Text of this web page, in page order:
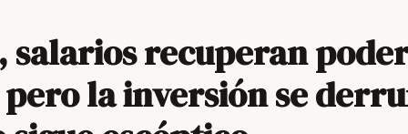
salarios recuperan
la inversión se